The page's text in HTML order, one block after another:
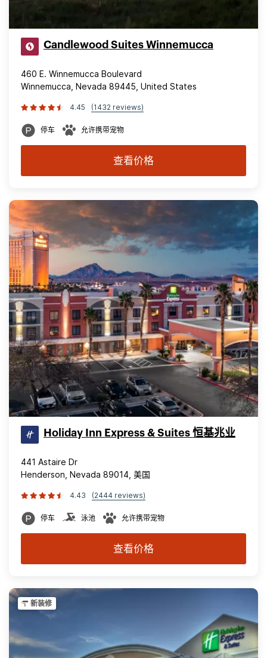
Candlewood Suites Winnemucca
460 E. Winnemucca Boulevard
Winnemucca, Nevada 89445, United States
4.45 (1432 reviews)
停车 允许携带宠物
查看价格
Holiday Inn Express & Suites 恒基兆业
441 Astaire Dr
Henderson, Nevada 89014, 美国
4.43 (2444 reviews)
停车 泳池 允许携带宠物
查看价格
新装修